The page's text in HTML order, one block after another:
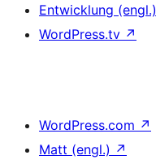
Entwicklung (engl.)
WordPress.tv ↗
WordPress.com ↗
Matt (engl.) ↗